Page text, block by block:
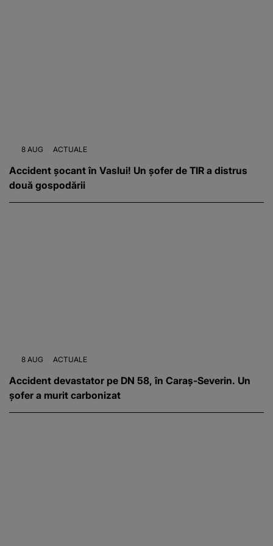
8 AUG ACTUALE
Accident șocant în Vaslui! Un șofer de TIR a distrus
două gospodării
8 AUG ACTUALE
Accident devastator pe DN 58, în Caraș-Severin. Un
șofer a murit carbonizat